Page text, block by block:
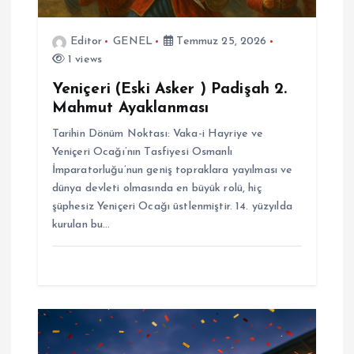
Editor GENEL
Temmuz 25, 2026
1 views
Yeniçeri (Eski Asker ) Padişah 2.
Mahmut Ayaklanması
Tarihin Dönüm Noktası: Vaka-i Hayriye ve
Yeniçeri Ocağı’nın Tasfiyesi Osmanlı
İmparatorluğu’nun geniş topraklara yayılması ve
dünya devleti olmasında en büyük rolü, hiç
şüphesiz Yeniçeri Ocağı üstlenmiştir. 14. yüzyılda
kurulan bu…